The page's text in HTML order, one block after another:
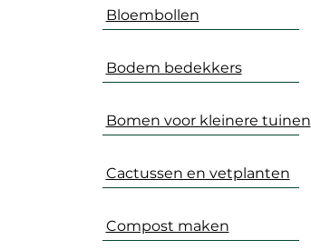
Bloembollen
Bodem bedekkers
Bomen voor kleinere tuinen
Cactussen en vetplanten
Compost maken